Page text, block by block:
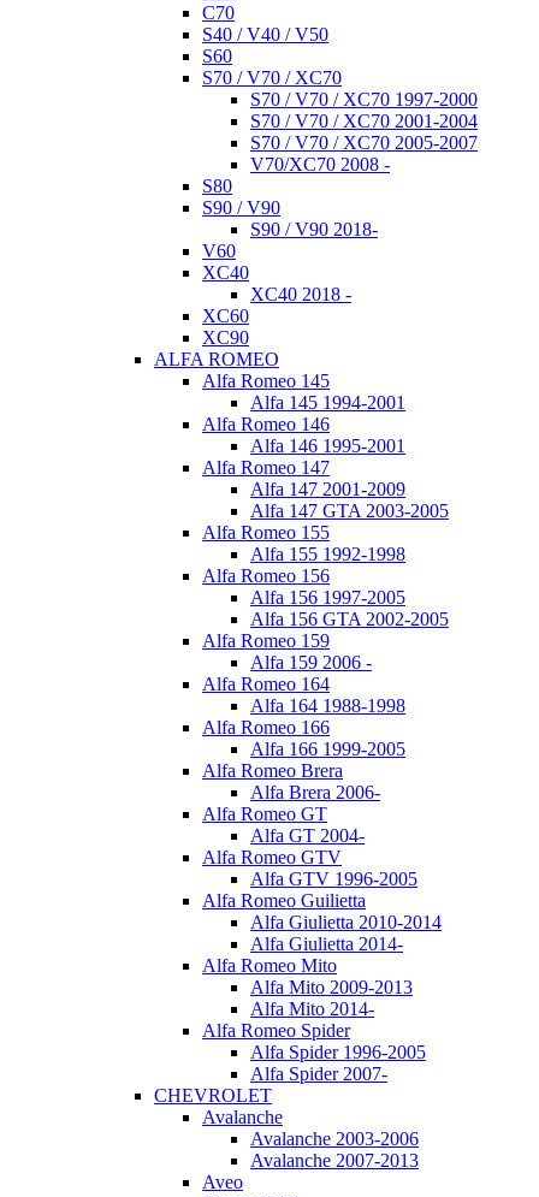
C70
S40 / V40 / V50
S60
S70 / V70 / XC70
S70 / V70 / XC70 1997-2000
S70 / V70 / XC70 2001-2004
S70 / V70 / XC70 2005-2007
V70/XC70 2008 -
S80
S90 / V90
S90 / V90 2018-
V60
XC40
XC40 2018 -
XC60
XC90
ALFA ROMEO
Alfa Romeo 145
Alfa 145 1994-2001
Alfa Romeo 146
Alfa 146 1995-2001
Alfa Romeo 147
Alfa 147 2001-2009
Alfa 147 GTA 2003-2005
Alfa Romeo 155
Alfa 155 1992-1998
Alfa Romeo 156
Alfa 156 1997-2005
Alfa 156 GTA 2002-2005
Alfa Romeo 159
Alfa 159 2006 -
Alfa Romeo 164
Alfa 164 1988-1998
Alfa Romeo 166
Alfa 166 1999-2005
Alfa Romeo Brera
Alfa Brera 2006-
Alfa Romeo GT
Alfa GT 2004-
Alfa Romeo GTV
Alfa GTV 1996-2005
Alfa Romeo Guilietta
Alfa Giulietta 2010-2014
Alfa Giulietta 2014-
Alfa Romeo Mito
Alfa Mito 2009-2013
Alfa Mito 2014-
Alfa Romeo Spider
Alfa Spider 1996-2005
Alfa Spider 2007-
CHEVROLET
Avalanche
Avalanche 2003-2006
Avalanche 2007-2013
Aveo